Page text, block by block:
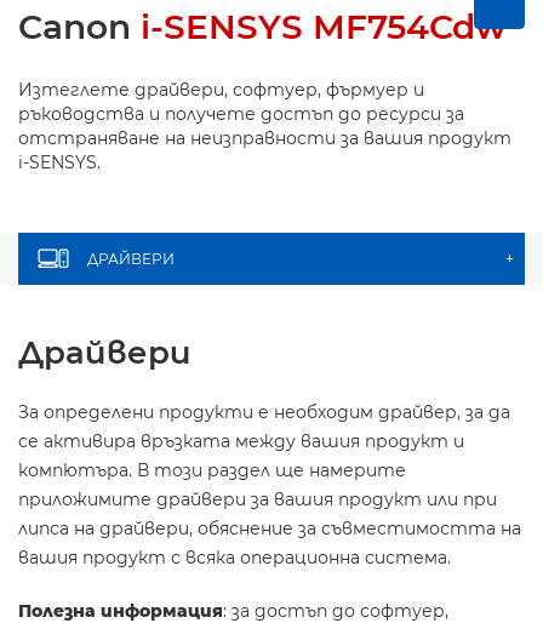
Canon i-SENSYS MF754Cdw
Изтеглете драйвери, софтуер, фърмуер и
ръководства и получете достъп до ресурси за
отстраняване на неизправности за вашия продукт
i-SENSYS.
ДРАЙВЕРИ +
Драйвери
За определени продукти е необходим драйвер, за да
се активира връзката между вашия продукт и
компютъра. В този раздел ще намерите
приложимите драйвери за вашия продукт или при
липса на драйвери, обяснение за съвместимостта на
вашия продукт с всяка операционна система.
Полезна информация: за достъп до софтуер,